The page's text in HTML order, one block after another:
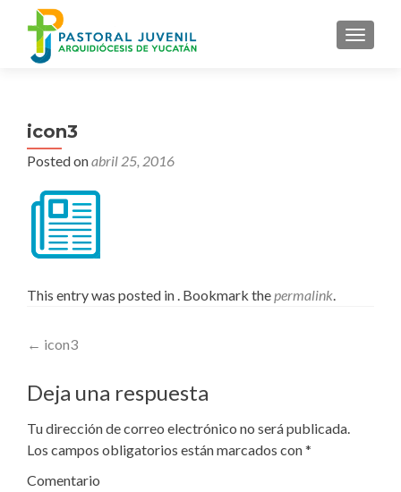
MENU
icon3
Posted onabril 25, 2016
This entry was posted in . Bookmark thepermalink.
Post
navigation
← icon3
Deja una respuesta
Tu dirección de correo electrónico no será publicada.
Los campos obligatorios están marcados con*
Comentario